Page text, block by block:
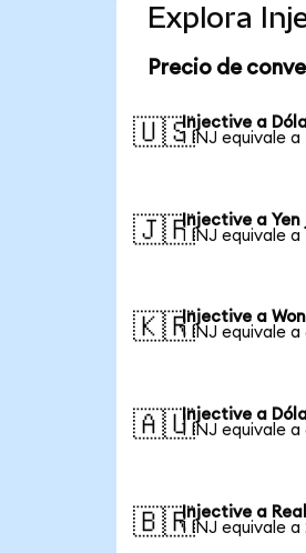
Explora
Precio de
🇺🇸Injective a
1 INJ equivale a
🇯🇵Injective a Yen
1 INJ equivale
🇰🇷Injective a
1 INJ equivale
🇦🇺Injective a
1 INJ equivale a
🇧🇷Injective a
1 INJ equivale a